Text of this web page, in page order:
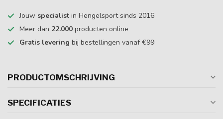
Jouw specialist in Hengelsport sinds 2016
Meer dan 22.000 producten online
Gratis levering bij bestellingen vanaf €99
PRODUCTOMSCHRIJVING
SPECIFICATIES